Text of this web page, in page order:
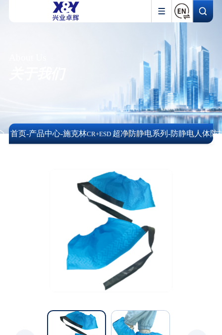
首页-产品中心-施克林CR+ESD超净防静电系列-防静电人体防